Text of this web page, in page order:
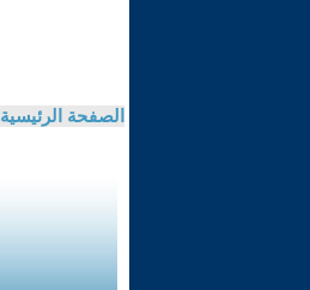
الصفحة الرئيسية